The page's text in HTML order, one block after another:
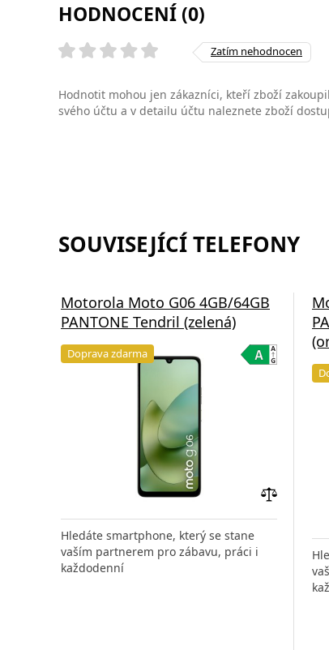
HODNOCENÍ (0)
Zatím nehodnocen
Hodnotit mohou jen zákazníci, kteří zboží
svého účtu a v detailu účtu naleznete zboží
SOUVISEJÍCÍ TELEFONY
Motorola Moto G06 4GB/64GB
PANTONE Tendril (zelená)
Doprava zdarma
porovnání
Hledáte smartphone, který se stane
vaším partnerem pro zábavu, práci i
každodenní